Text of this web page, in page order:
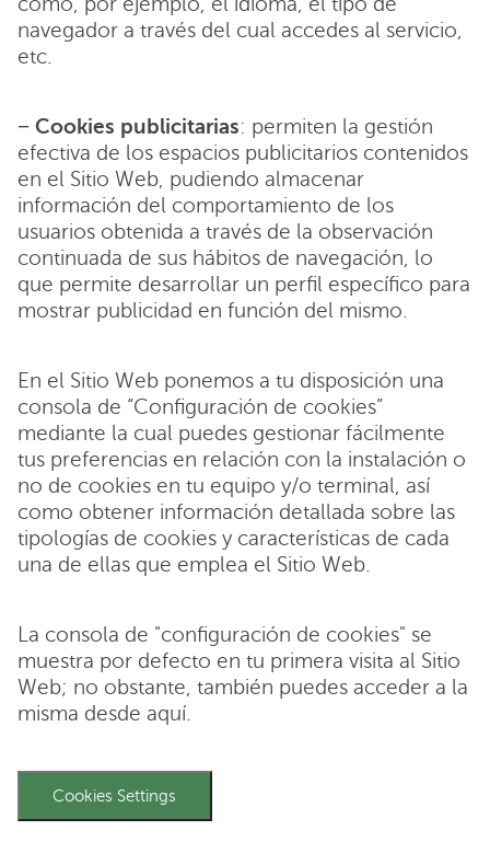
navegador a través del cual accedes al servicio,
etc.
− Cookies publicitarias: permiten la gestión
efectiva de los espacios publicitarios contenidos
en el Sitio Web, pudiendo almacenar
información del comportamiento de los
usuarios obtenida a través de la observación
continuada de sus hábitos de navegación, lo
que permite desarrollar un perfil específico para
mostrar publicidad en función del mismo.
En el Sitio Web ponemos a tu disposición una
consola de “Configuración de cookies”
mediante la cual puedes gestionar fácilmente
tus preferencias en relación con la instalación o
no de cookies en tu equipo y/o terminal, así
como obtener información detallada sobre las
tipologías de cookies y características de cada
una de ellas que emplea el Sitio Web.
La consola de "configuración de cookies" se
muestra por defecto en tu primera visita al Sitio
Web; no obstante, también puedes acceder a la
misma desde aquí.
Cookies Settings